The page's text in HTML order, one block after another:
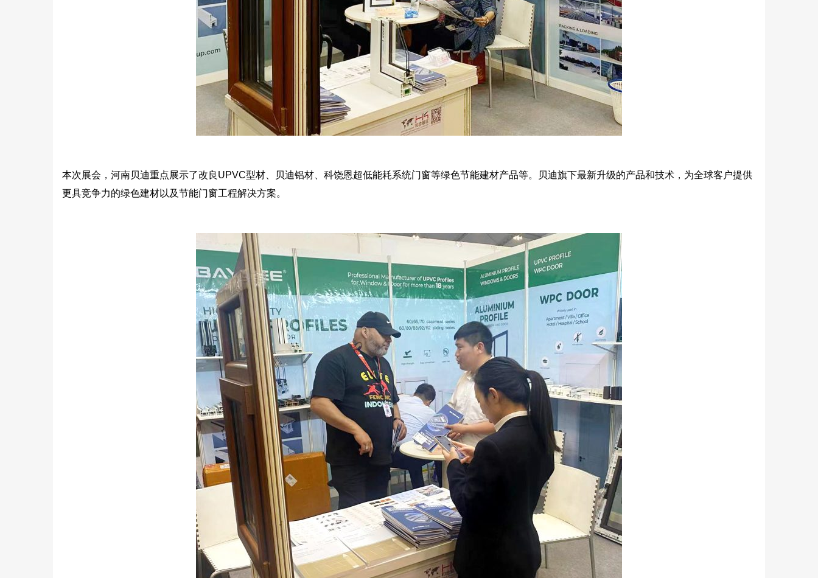
本次展会，河南贝迪重点展示了改良UPVC型材、贝迪铝材、科饶恩超低能耗系统门窗等绿色节能建材产品等。贝迪旗下最新升级的产品和技术，为全球客户提供
更具竞争力的绿色建材以及节能门窗工程解决方案。